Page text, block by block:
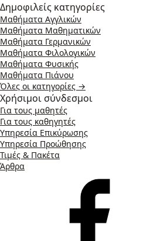
Δημοφιλείς κατηγορίες
Μαθήματα Αγγλικών
Μαθήματα Μαθηματικών
Μαθήματα Γερμανικών
Μαθήματα Φιλολογικών
Μαθήματα Φυσικής
Μαθήματα Πιάνου
Όλες οι κατηγορίες →
Χρήσιμοι σύνδεσμοι
Για τους μαθητές
Για τους καθηγητές
Υπηρεσία Επικύρωσης
Υπηρεσία Προώθησης
Τιμές & Πακέτα
Άρθρα